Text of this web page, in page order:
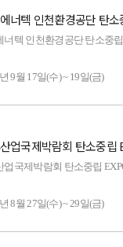
/ H2O 분석기)
대용 토양 플럭스 스마트 챔버)
3D 풍향 / 풍속 / 대기 센서
서 연구가 진행되고있으
성측정기)
공전도도/형광 측정기)
엽면적 지수 측정기)
250A (광 데이터로거 / 광 미터
너텍 인천환경공단 탄
너텍 인천환경공단 탄소중
9월 17일(수) ~ 19일(금)
업국제박람회 탄소중립
업국제박람회 탄소중립
8월 27일(수) ~ 29일(금)